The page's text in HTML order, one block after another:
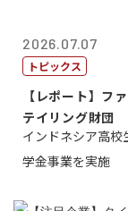
2026.07.07
トピックス
【レポート】フ
テイリング財
理事長
インドネシア高校
学金事業を実施